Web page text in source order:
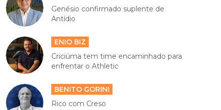
Genésio confirmado suplente de
Antídio
ENIO BIZ
Criciúma tem time encaminhado para
enfrentar o Athletic
BENITO GORINI
Rico com Creso